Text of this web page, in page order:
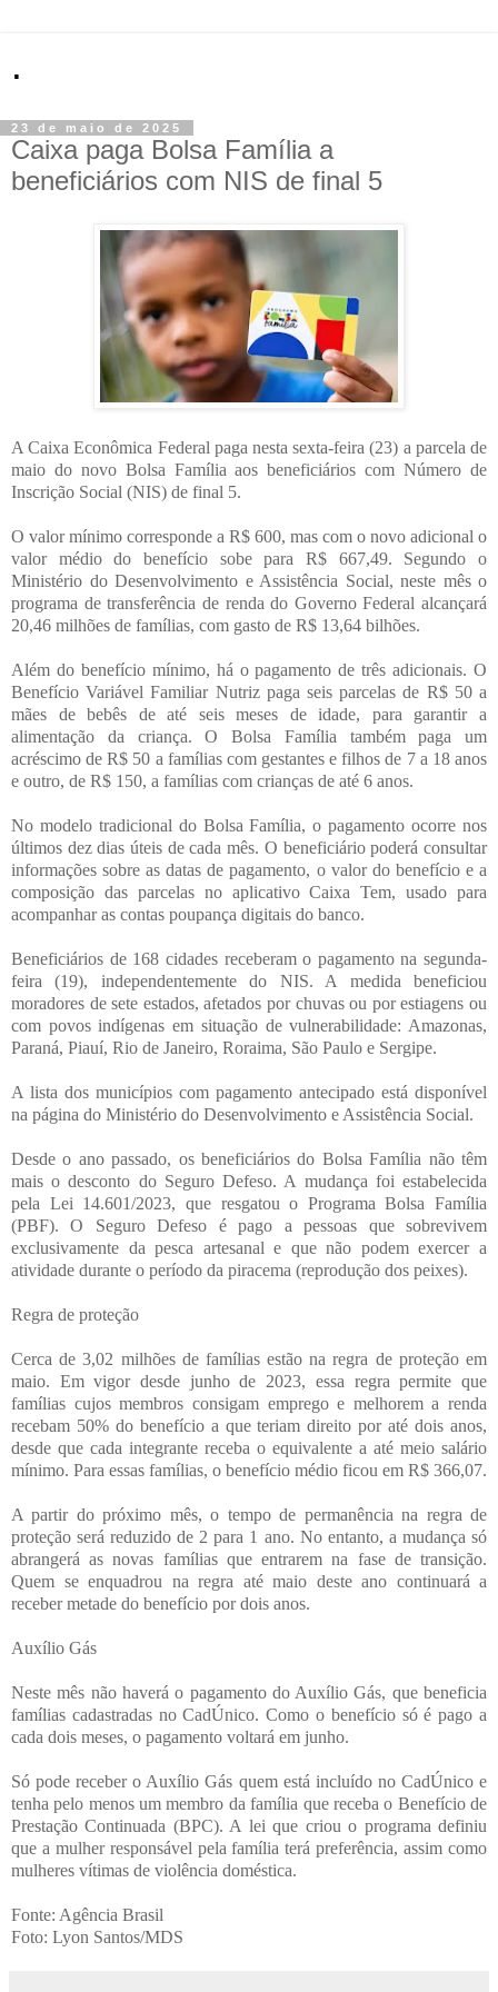
.
23 de maio de 2025
Caixa paga Bolsa Família a
beneficiários com NIS de final 5
A Caixa Econômica Federal paga nesta sexta-feira (23) a parcela de
maio do novo Bolsa Família aos beneficiários com Número de
Inscrição Social (NIS) de final 5.
O valor mínimo corresponde a R$ 600, mas com o novo adicional o
valor médio do benefício sobe para R$ 667,49. Segundo o
Ministério do Desenvolvimento e Assistência Social, neste mês o
programa de transferência de renda do Governo Federal alcançará
20,46 milhões de famílias, com gasto de R$ 13,64 bilhões.
Além do benefício mínimo, há o pagamento de três adicionais. O
Benefício Variável Familiar Nutriz paga seis parcelas de R$ 50 a
mães de bebês de até seis meses de idade, para garantir a
alimentação da criança. O Bolsa Família também paga um
acréscimo de R$ 50 a famílias com gestantes e filhos de 7 a 18 anos
e outro, de R$ 150, a famílias com crianças de até 6 anos.
No modelo tradicional do Bolsa Família, o pagamento ocorre nos
últimos dez dias úteis de cada mês. O beneficiário poderá consultar
informações sobre as datas de pagamento, o valor do benefício e a
composição das parcelas no aplicativo Caixa Tem, usado para
acompanhar as contas poupança digitais do banco.
Beneficiários de 168 cidades receberam o pagamento na segunda-
feira (19), independentemente do NIS. A medida beneficiou
moradores de sete estados, afetados por chuvas ou por estiagens ou
com povos indígenas em situação de vulnerabilidade: Amazonas,
Paraná, Piauí, Rio de Janeiro, Roraima, São Paulo e Sergipe.
A lista dos municípios com pagamento antecipado está disponível
na página do Ministério do Desenvolvimento e Assistência Social.
Desde o ano passado, os beneficiários do Bolsa Família não têm
mais o desconto do Seguro Defeso. A mudança foi estabelecida
pela Lei 14.601/2023, que resgatou o Programa Bolsa Família
(PBF). O Seguro Defeso é pago a pessoas que sobrevivem
exclusivamente da pesca artesanal e que não podem exercer a
atividade durante o período da piracema (reprodução dos peixes).
Regra de proteção
Cerca de 3,02 milhões de famílias estão na regra de proteção em
maio. Em vigor desde junho de 2023, essa regra permite que
famílias cujos membros consigam emprego e melhorem a renda
recebam 50% do benefício a que teriam direito por até dois anos,
desde que cada integrante receba o equivalente a até meio salário
mínimo. Para essas famílias, o benefício médio ficou em R$ 366,07.
A partir do próximo mês, o tempo de permanência na regra de
proteção será reduzido de 2 para 1 ano. No entanto, a mudança só
abrangerá as novas famílias que entrarem na fase de transição.
Quem se enquadrou na regra até maio deste ano continuará a
receber metade do benefício por dois anos.
Auxílio Gás
Neste mês não haverá o pagamento do Auxílio Gás, que beneficia
famílias cadastradas no CadÚnico. Como o benefício só é pago a
cada dois meses, o pagamento voltará em junho.
Só pode receber o Auxílio Gás quem está incluído no CadÚnico e
tenha pelo menos um membro da família que receba o Benefício de
Prestação Continuada (BPC). A lei que criou o programa definiu
que a mulher responsável pela família terá preferência, assim como
mulheres vítimas de violência doméstica.
Fonte: Agência Brasil
Foto: Lyon Santos/MDS